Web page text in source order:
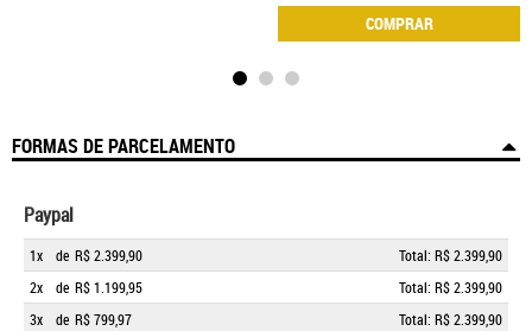
COMPRAR
FORMAS DE PARCELAMENTO
Paypal
1x de R$ 2.399,90
Total: R$ 2.399,90
2x
de R$ 1.199,95
Total: R$ 2.399,90
3x
de R$ 799,97
Total: R$ 2.399,90